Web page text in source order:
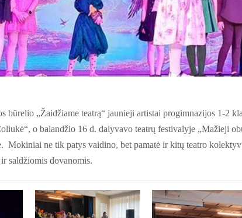
būrelio „Žaidžiame teatrą“ jaunieji artistai progimnazijos 1-2
o balandžio 16 d. dalyvavo teatrų festivalyje „Mažieji
Mokiniai ne tik patys vaidino, bet pamatė ir kitų teatro
saldžiomis dovanomis.